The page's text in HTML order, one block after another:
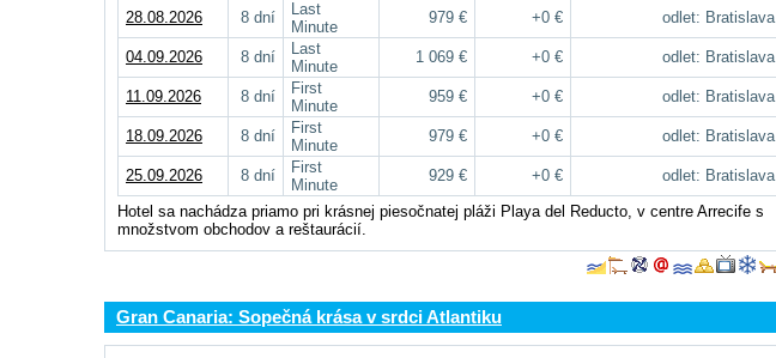
28.08.2026
8 dní
Last
Minute
979 € +0 € odlet: Bratislava
04.09.2026 8 dní
Last
Minute
1 069 € +0 € odlet: Bratislava
11.09.2026 8 dní
First
Minute
959 € +0 € odlet: Bratislava
18.09.2026 8 dní
First
Minute
979 € +0 € odlet: Bratislava
25.09.2026 8 dní
First
Minute
929 € +0 €
odlet: Bratislava
Hotel sa nachádza priamo pri krásnej piesočnatej pláži Playa del Reducto, v centre Arrecife s
množstvom obchodov a reštaurácií.
Gran Canaria: Sopečná krása v srdci Atlantiku